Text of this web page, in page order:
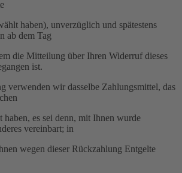
haben), unverzüglich und spätestens
ab dem Tag
die Mitteilung über Ihren Widerruf dieses
ist.
verwenden wir dasselbe Zahlungsmittel, das
haben, es sei denn, mit Ihnen wurde
vereinbart; in
wegen dieser Rückzahlung Entgelte